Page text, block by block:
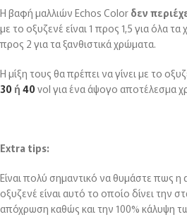
H βαφή μαλλιών Echos Color δεν
με το οξυζενέ είναι 1 προς 1,5 για όλα τα
προς 2 για τα ξανθιστικά χρώματα.
Η μίξη τους θα πρέπει να γίνει με το
30 ή 40vol για ένα άψογο αποτέλεσμα
Extra tips:
Είναι πολύ σημαντικό να θυμάστε πως
οξυζενέ είναι αυτό το οποίο δίνει την
απόχρωση καθώς και την 100% κάλυψη